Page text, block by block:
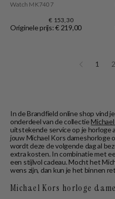
Watch MK7407
€ 153,30
Originele prijs: € 219,00
1 2
In de Brandfield online shop vind
onderdeel van de collectie
uitstekende service op je horloge
jouw Michael Kors dameshorloge
wordt deze de volgende dag al
extra kosten. In combinatie met
een stijlvol cadeau. Mocht het
wens zijn, dan kun je het binnen
Michael Kors horloge